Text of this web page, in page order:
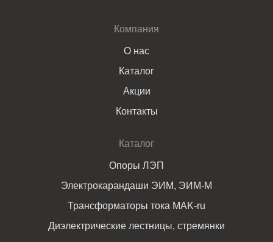
Компания
О нас
Каталог
Акции
Контакты
Каталог
Опоры ЛЭП
Электрокарандаши ЭИМ, ЭИМ-М
Трансформаторы тока MAK-ru
Диэлектрические лестницы, стремянки